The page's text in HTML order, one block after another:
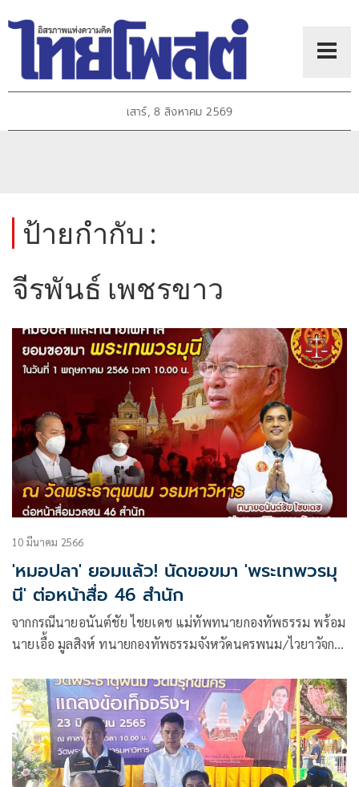
เสาร์, 8 สิงหาคม 2569
ป้ายกำกับ :
จีรพันธ์ เพชรขาว
10 มีนาคม 2566
'หมอปลา' ยอมแล้ว! นัดขอขมา 'พระเทพวรมุ
นี' ต่อหน้าสื่อ 46 สำนัก
จากกรณีนายอนันต์ชัย ไชยเดช แม่ทัพทนายกองทัพธรรม พร้อม
นายเอื้อ มูลสิงห์ ทนายกองทัพธรรมจังหวัดนครพนม/ไวยาวัจกร